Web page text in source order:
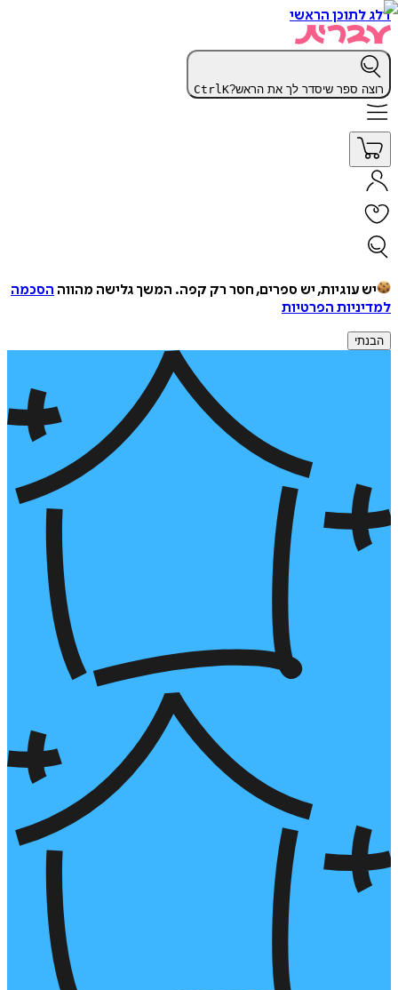
דלג לתוכן הראשי
רוצה ספר שיסדר לך את הראש? CtrlK
יש עוגיות, יש ספרים, חסר רק קפה. המשך גלישה מהווה הסכמה
למדיניות הפרטיות
הבנתי